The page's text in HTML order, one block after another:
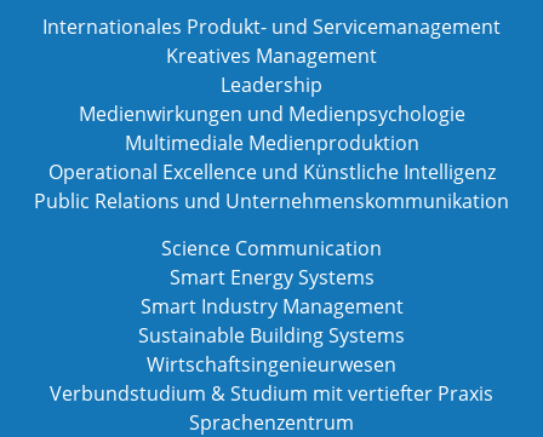
Internationales Produkt- und Servicemanagement
Kreatives Management
Leadership
Medienwirkungen und Medienpsychologie
Multimediale Medienproduktion
Operational Excellence und Künstliche Intelligenz
Public Relations und Unternehmenskommunikation
Science Communication
Smart Energy Systems
Smart Industry Management
Sustainable Building Systems
Wirtschaftsingenieurwesen
Verbundstudium & Studium mit vertiefter Praxis
Sprachenzentrum